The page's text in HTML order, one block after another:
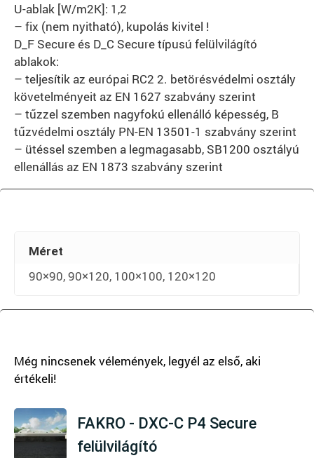
U-ablak [W/m2K]: 1,2
– fix (nem nyitható), kupolás kivitel !
D_F Secure és D_C Secure típusú felülvilágító
ablakok:
– teljesítik az európai RC2 2. betörésvédelmi osztály
követelményeit az EN 1627 szabvány szerint
– tűzzel szemben nagyfokú ellenálló képesség, B
tűzvédelmi osztály PN-EN 13501-1 szabvány szerint
– ütéssel szemben a legmagasabb, SB1200 osztályú
ellenállás az EN 1873 szabvány szerint
Méret
90×90, 90×120, 100×100, 120×120
FAKRO - DXC-C P4 Secure
felülvilágító